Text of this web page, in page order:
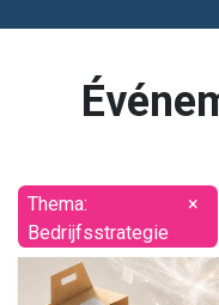
Thema:
Bedrijfsstrategie
×